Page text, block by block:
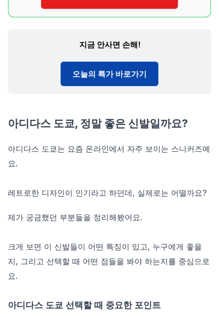
지금 안사면 손해!
오늘의 특가 바로가기
아디다스 도쿄, 정말 좋은 신발일까요?
아디다스 도쿄는 요즘 온라인에서 자주 보이는 스니커즈예
요.
레트로한 디자인이 인기라고 하던데, 실제로는 어떨까요?
제가 궁금했던 부분들을 정리해봤어요.
크게 보면 이 신발들이 어떤 특징이 있고, 누구에게 좋을
지, 그리고 선택할 때 어떤 점들을 봐야 하는지를 중심으로
요.
아디다스 도쿄 선택할 때 중요한 포인트